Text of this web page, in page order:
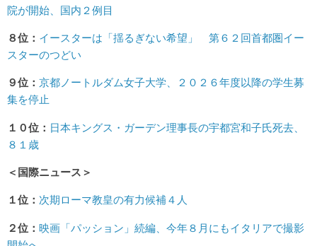
院が開始、国内２例目
８位： イースターは「揺るぎない希望」 第６２回首都圏イー
スターのつどい
９位： 京都ノートルダム女子大学、２０２６年度以降の学生募
集を停止
１０位： 日本キングス・ガーデン理事長の宇都宮和子氏死去、
８１歳
＜国際ニュース＞
１位： 次期ローマ教皇の有力候補４人
２位： 映画「パッション」続編、今年８月にもイタリアで撮影